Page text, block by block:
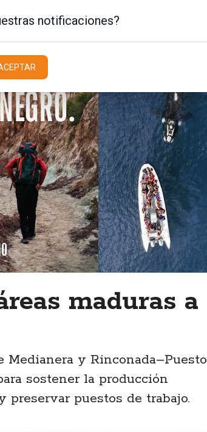
/ Judiciales Actualidad
maduras a
Medianera y Rinconada–Puesto
sostener la producción
puestos de trabajo.
notificaciones?